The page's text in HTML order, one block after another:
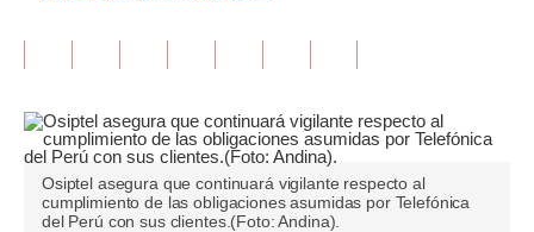
Opinión
Editorial
Blogs
Osiptel asegura que continuará vigilante respecto al
cumplimiento de las obligaciones asumidas por Telefónica
del Perú con sus clientes.(Foto: Andina).